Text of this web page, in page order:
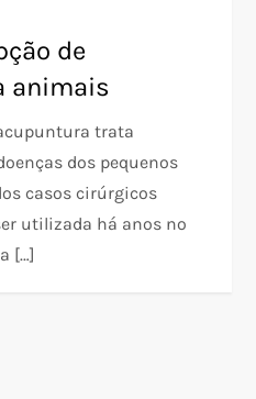
de
animais
trata
dos pequenos
casos cirúrgicos
utilizada há anos no
[…]